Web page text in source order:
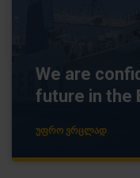
We are
future in the
ᲣᲤᲠᲝ ᲕᲠᲪᲚᲐᲓ